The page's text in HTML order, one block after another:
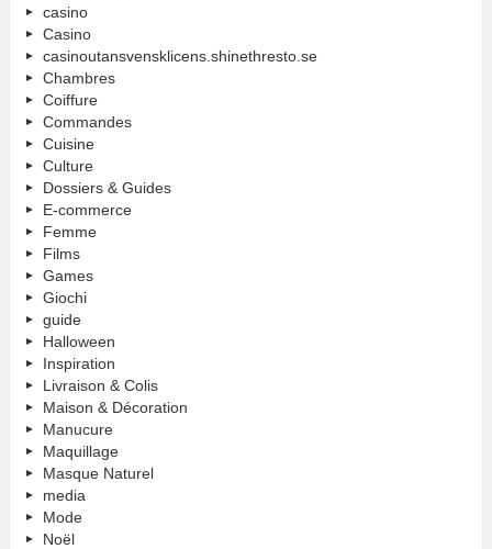
casino
Casino
casinoutansvensklicens.shinethresto.se
Chambres
Coiffure
Commandes
Cuisine
Culture
Dossiers & Guides
E-commerce
Femme
Films
Games
Giochi
guide
Halloween
Inspiration
Livraison & Colis
Maison & Décoration
Manucure
Maquillage
Masque Naturel
media
Mode
Noël